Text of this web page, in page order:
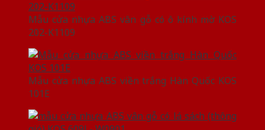
Mẫu cửa nhựa ABS vân gỗ có ô kính mờ KOS
202-K1109
Mẫu cửa nhựa ABS viền trắng Hàn Quốc KOS
101E